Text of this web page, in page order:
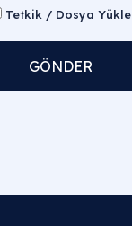
Tetkik / Dosya Yükle
GÖNDER